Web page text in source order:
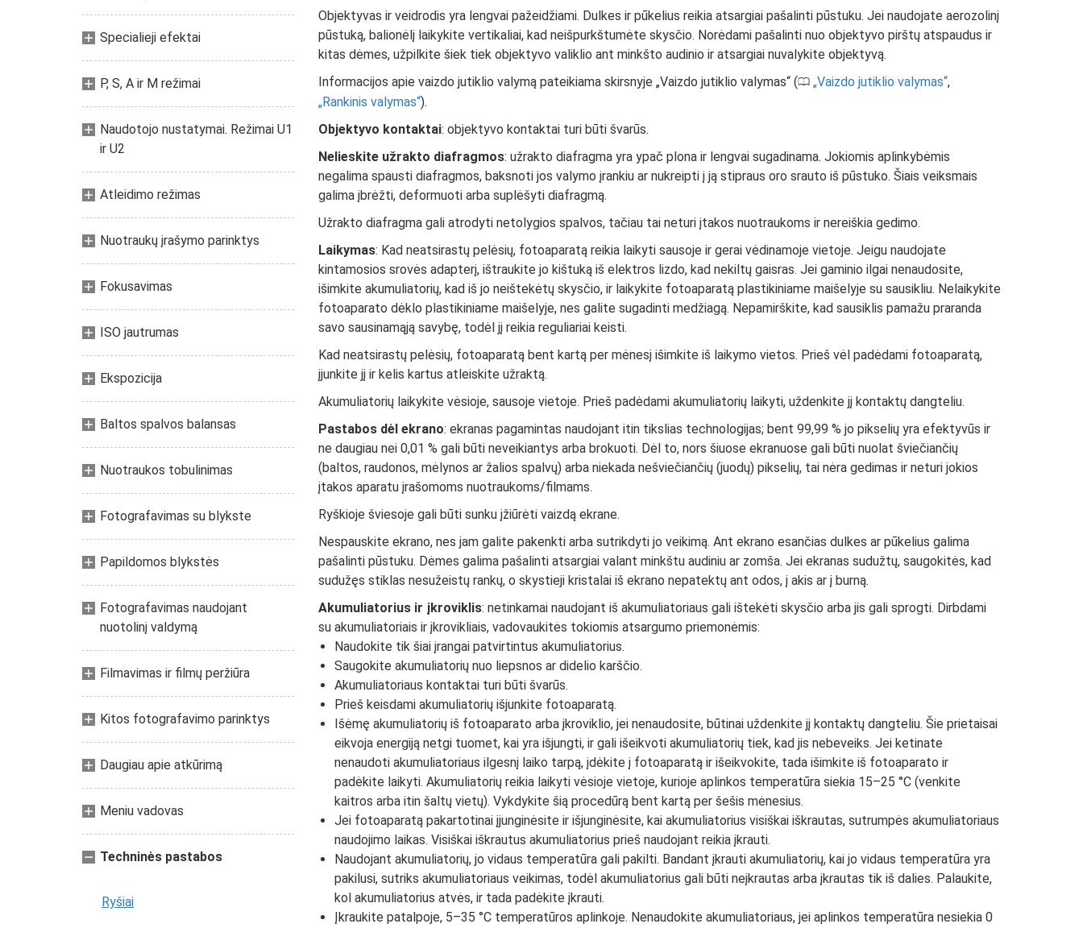
Specialieji efektai
P, S, A ir M režimai
Naudotojo nustatymai. Režimai U1
ir U2
Atleidimo režimas
Nuotraukų įrašymo parinktys
Fokusavimas
ISO jautrumas
Ekspozicija
Baltos spalvos balansas
Nuotraukos tobulinimas
Fotografavimas su blykste
Papildomos blykstės
Fotografavimas naudojant
nuotolinį valdymą
Filmavimas ir filmų peržiūra
Kitos fotografavimo parinktys
Daugiau apie atkūrimą
Meniu vadovas
Techninės pastabos
Ryšiai
Objektyvas ir veidrodis yra lengvai pažeidžiami. Dulkes ir pūkelius reikia atsargiai pašalinti pūstuku. Jei naudojate aerozolinį
pūstuką, balionėlį laikykite vertikaliai, kad neišpurkštumėte skysčio. Norėdami pašalinti nuo objektyvo pirštų atspaudus ir
kitas dėmes, užpilkite šiek tiek objektyvo valiklio ant minkšto audinio ir atsargiai nuvalykite objektyvą.
Informacijos apie vaizdo jutiklio valymą pateikiama skirsnyje „Vaizdo jutiklio valymas“ (0 Vaizdo jutiklio valymas ,
Rankinis valymas ).
Objektyvo kontaktai: objektyvo kontaktai turi būti švarūs.
Nelieskite užrakto diafragmos: užrakto diafragma yra ypač plona ir lengvai sugadinama. Jokiomis aplinkybėmis
negalima spausti diafragmos, baksnoti jos valymo įrankiu ar nukreipti į ją stipraus oro srauto iš pūstuko. Šiais veiksmais
galima įbrėžti, deformuoti arba suplėšyti diafragmą.
Užrakto diafragma gali atrodyti netolygios spalvos, tačiau tai neturi įtakos nuotraukoms ir nereiškia gedimo.
Laikymas: Kad neatsirastų pelėsių, fotoaparatą reikia laikyti sausoje ir gerai vėdinamoje vietoje. Jeigu naudojate
kintamosios srovės adapterį, ištraukite jo kištuką iš elektros lizdo, kad nekiltų gaisras. Jei gaminio ilgai nenaudosite,
išimkite akumuliatorių, kad iš jo neištekėtų skysčio, ir laikykite fotoaparatą plastikiniame maišelyje su sausikliu. Nelaikykite
fotoaparato dėklo plastikiniame maišelyje, nes galite sugadinti medžiagą. Nepamirškite, kad sausiklis pamažu praranda
savo sausinamąją savybę, todėl jį reikia reguliariai keisti.
Kad neatsirastų pelėsių, fotoaparatą bent kartą per mėnesį išimkite iš laikymo vietos. Prieš vėl padėdami fotoaparatą,
įjunkite jį ir kelis kartus atleiskite užraktą.
Akumuliatorių laikykite vėsioje, sausoje vietoje. Prieš padėdami akumuliatorių laikyti, uždenkite jį kontaktų dangteliu.
Pastabos dėl ekrano: ekranas pagamintas naudojant itin tikslias technologijas; bent 99,99 % jo pikselių yra efektyvūs ir
ne daugiau nei 0,01 % gali būti neveikiantys arba brokuoti. Dėl to, nors šiuose ekranuose gali būti nuolat šviečiančių
(baltos, raudonos, mėlynos ar žalios spalvų) arba niekada nešviečiančių (juodų) pikselių, tai nėra gedimas ir neturi jokios
įtakos aparatu įrašomoms nuotraukoms/filmams.
Ryškioje šviesoje gali būti sunku įžiūrėti vaizdą ekrane.
Nespauskite ekrano, nes jam galite pakenkti arba sutrikdyti jo veikimą. Ant ekrano esančias dulkes ar pūkelius galima
pašalinti pūstuku. Dėmes galima pašalinti atsargiai valant minkštu audiniu ar zomša. Jei ekranas sudužtų, saugokitės, kad
sudužęs stiklas nesužeistų rankų, o skystieji kristalai iš ekrano nepatektų ant odos, į akis ar į burną.
Akumuliatorius ir įkroviklis: netinkamai naudojant iš akumuliatoriaus gali ištekėti skysčio arba jis gali sprogti. Dirbdami
su akumuliatoriais ir įkrovikliais, vadovaukitės tokiomis atsargumo priemonėmis:
Naudokite tik šiai įrangai patvirtintus akumuliatorius.
Saugokite akumuliatorių nuo liepsnos ar didelio karščio.
Akumuliatoriaus kontaktai turi būti švarūs.
Prieš keisdami akumuliatorių išjunkite fotoaparatą.
Išėmę akumuliatorių iš fotoaparato arba įkroviklio, jei nenaudosite, būtinai uždenkite jį kontaktų dangteliu. Šie prietaisai
eikvoja energiją netgi tuomet, kai yra išjungti, ir gali išeikvoti akumuliatorių tiek, kad jis nebeveiks. Jei ketinate
nenaudoti akumuliatoriaus ilgesnį laiko tarpą, įdėkite į fotoaparatą ir išeikvokite, tada išimkite iš fotoaparato ir
padėkite laikyti. Akumuliatorių reikia laikyti vėsioje vietoje, kurioje aplinkos temperatūra siekia 15–25 °C (venkite
kaitros arba itin šaltų vietų). Vykdykite šią procedūrą bent kartą per šešis mėnesius.
Jei fotoaparatą pakartotinai įjunginėsite ir išjunginėsite, kai akumuliatorius visiškai iškrautas, sutrumpės akumuliatoriaus
naudojimo laikas. Visiškai iškrautus akumuliatorius prieš naudojant reikia įkrauti.
Naudojant akumuliatorių, jo vidaus temperatūra gali pakilti. Bandant įkrauti akumuliatorių, kai jo vidaus temperatūra yra
pakilusi, sutriks akumuliatoriaus veikimas, todėl akumuliatorius gali būti neįkrautas arba įkrautas tik iš dalies. Palaukite,
kol akumuliatorius atvės, ir tada padėkite įkrauti.
Įkraukite patalpoje, 5–35 °C temperatūros aplinkoje. Nenaudokite akumuliatoriaus, jei aplinkos temperatūra nesiekia 0